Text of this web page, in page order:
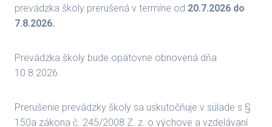
prevádzka školy prerušená v termíne od 20.7.2026 do
7.8.2026.
Prevádzka školy bude opätovne obnovená dňa
10.8.2026.
Prerušenie prevádzky školy sa uskutočňuje v súlade s §
150a zákona č. 245/2008 Z. z. o výchove a vzdelávaní